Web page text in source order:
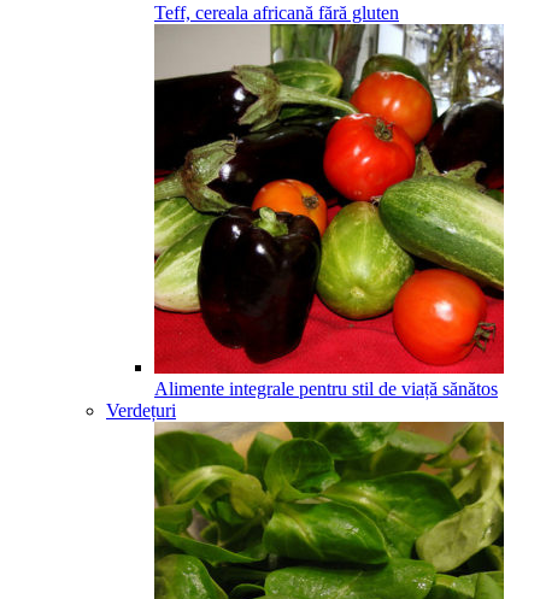
Teff, cereala africană fără gluten
Alimente integrale pentru stil de viață sănătos
Verdețuri